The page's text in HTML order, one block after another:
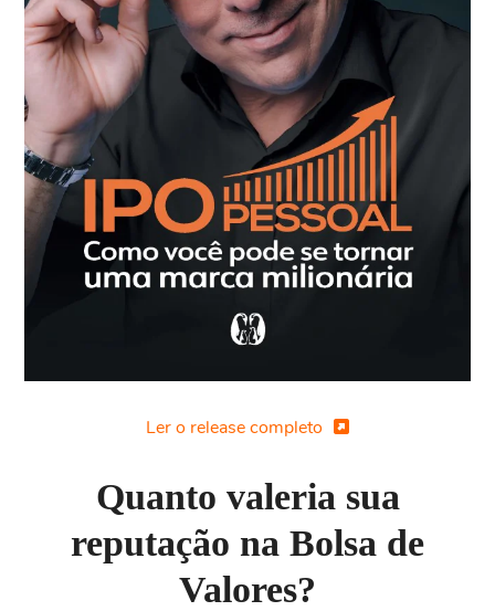
Ler o release completo
Quanto valeria sua
reputação na Bolsa de
Valores?